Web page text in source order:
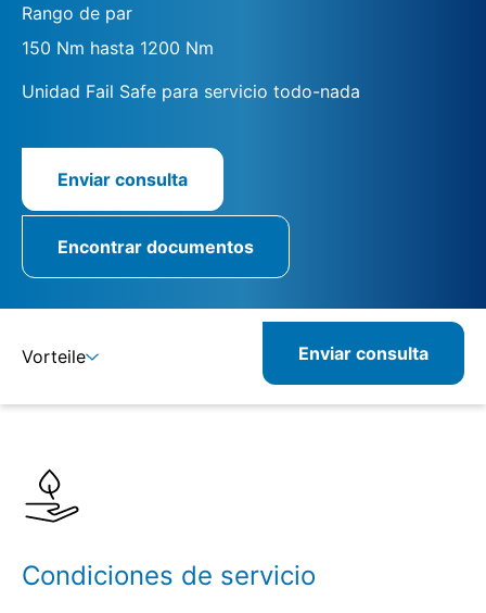
Rango de par
150 Nm hasta 1200 Nm
Unidad Fail Safe para servicio todo-nada
Enviar consulta
Encontrar documentos
Vorteile Enviar consulta
Condiciones de servicio